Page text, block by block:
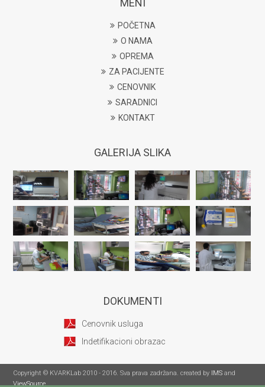
MENI
POČETNA
O NAMA
OPREMA
ZA PACIJENTE
CENOVNIK
SARADNICI
KONTAKT
GALERIJA SLIKA
DOKUMENTI
Cenovnik usluga
Indetifikacioni obrazac
Copyright © KVARKLab 2010 - 2016. Sva prava zadržana. created by IMS and
ViewSource